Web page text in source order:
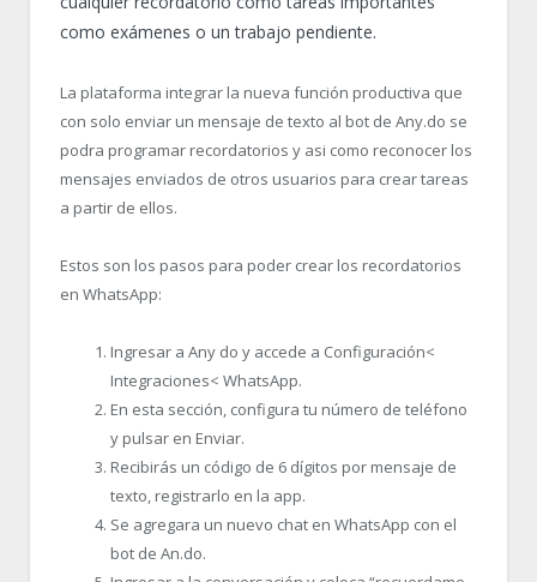
como exámenes o un trabajo pendiente.
La plataforma integrar la nueva función productiva que
con solo enviar un mensaje de texto al bot de Any.do se
podra programar recordatorios y asi como reconocer los
mensajes enviados de otros usuarios para crear tareas
a partir de ellos.
Estos son los pasos para poder crear los recordatorios
en WhatsApp:
Ingresar a Any do y accede a Configuración<
Integraciones< WhatsApp.
En esta sección, configura tu número de teléfono
y pulsar en Enviar.
Recibirás un código de 6 dígitos por mensaje de
texto, registrarlo en la app.
Se agregara un nuevo chat en WhatsApp con el
bot de An.do.